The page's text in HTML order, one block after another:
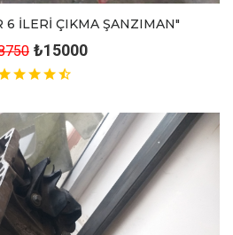
6 İLERİ ÇIKMA ŞANZIMAN"
₺15000